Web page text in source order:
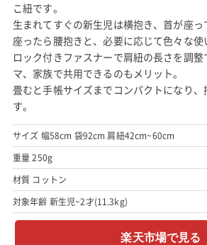
こ紐です。
生まれてすぐの新生児は横抱き、首が座
座ったら腰抱きと、必要に応じて色々な使
ロック付きファスナーで肩紐の長さを調
マ、家族で共用できるのもメリット。
畳むと手帳サイズまでコンパクトになり
す。
サイズ 幅58cm 袋92cm 肩紐42cm~60cm
重量 250g
材質 コットン
対象年齢 新生児~2才(11.3kg)
楽天市場で見る